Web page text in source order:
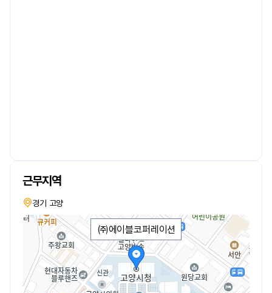
근무지역
경기 고양
㈜에이블코퍼레이션